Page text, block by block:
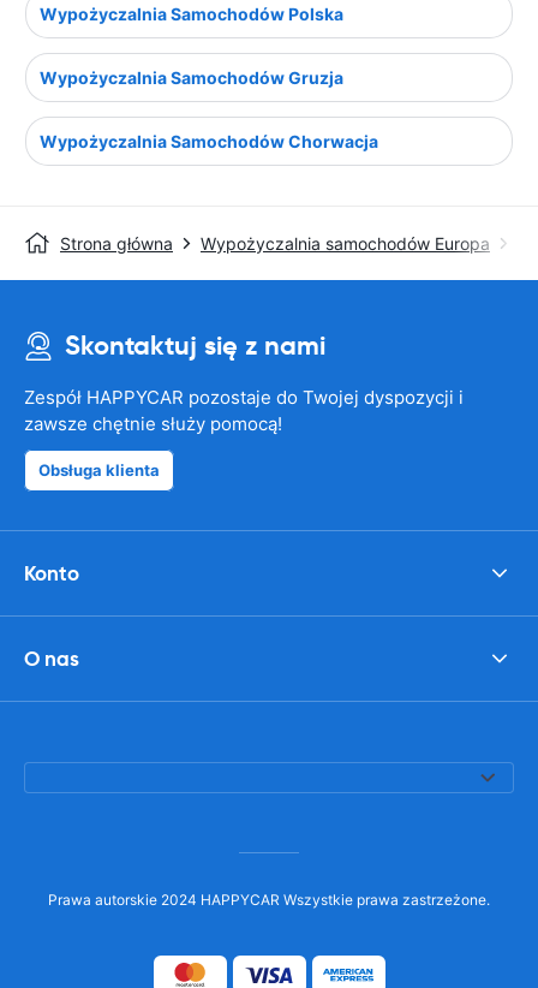
Wypożyczalnia Samochodów Polska
Wypożyczalnia Samochodów Gruzja
Wypożyczalnia Samochodów Chorwacja
Strona główna Wypożyczalnia samochodów Europa
Skontaktuj się z nami
Zespół HAPPYCAR pozostaje do Twojej dyspozycji i
zawsze chętnie służy pomocą!
Obsługa klienta
Konto
O nas
Prawa autorskie 2024 HAPPYCAR Wszystkie prawa zastrzeżone.